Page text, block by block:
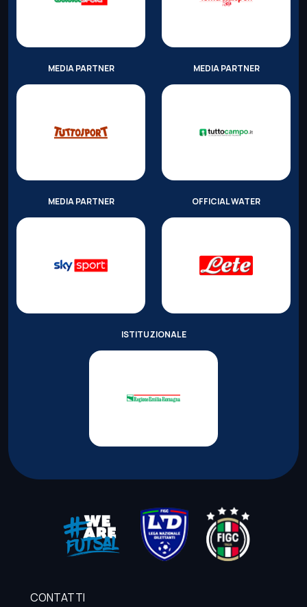
MEDIA PARTNER MEDIA PARTNER
MEDIA PARTNER OFFICIAL WATER
ISTITUZIONALE
CONTATTI